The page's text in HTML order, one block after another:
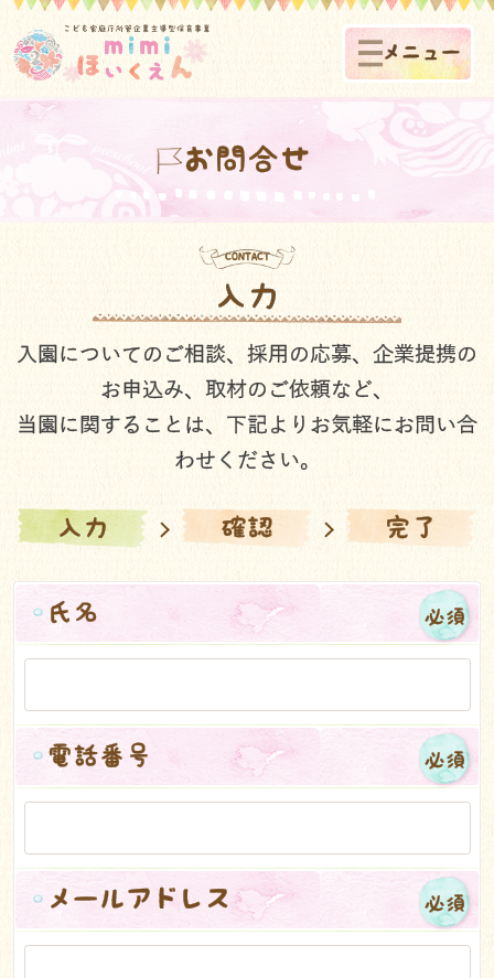
メニュー
お問合せ
CONTACT
入力
入園についてのご相談、採用の応募、企業提携の
お申込み、取材のご依頼など、
当園に関することは、下記よりお気軽にお問い合
わせください。
入力 確認 完了
氏名 必須
電話番号 必須
メールアドレス 必須